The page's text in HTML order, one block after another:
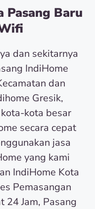
Pasang Baru
dan sekitarnya
IndiHome
dan
Gresik,
kota besar
secara cepat
jasa
yang kami
IndiHome Kota
Pemasangan
24 Jam, Pasang